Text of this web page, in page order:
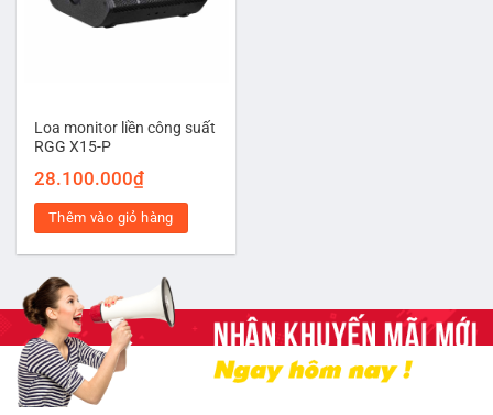
Loa monitor liền công suất
RGG X15-P
28.100.000₫
Thêm vào giỏ hàng